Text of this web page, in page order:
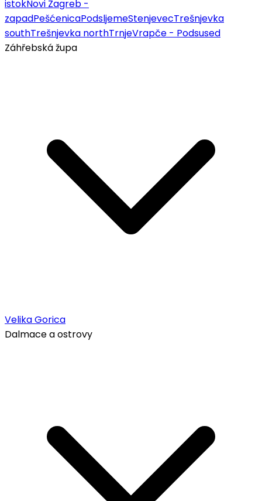
istokNovi Zagreb -
zapadPešćenicaPodsljemeStenjevecTrešnjevka
southTrešnjevka northTrnjeVrapče - Podsused
Záhřebská župa
Velika Gorica
Dalmace a ostrovy